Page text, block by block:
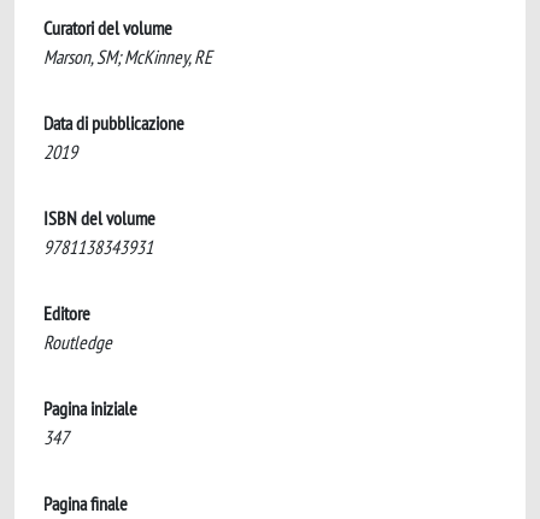
Curatori del volume
Marson, ‎SM; McKinney, RE
Data di pubblicazione
2019
ISBN del volume
9781138343931
Editore
Routledge
Pagina iniziale
347
Pagina finale